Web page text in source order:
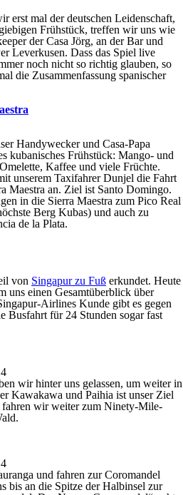
erst mal der deutschen Leidenschaft,
Frühstück, treffen wir uns wie
der Casa Jörg, an der Bar und
Leverkusen. Dass das Spiel live
noch nicht so richtig glauben, so
die Zusammenfassung spanischer
Handywecker und Casa-Papa
kubanisches Frühstück: Mango- und
Kaffee und viele Früchte.
unserem Taxifahrer Dunjel die Fahrt
Maestra an. Ziel ist Santo Domingo.
in die Sierra Maestra zum Pico Real
Berg Kubas) und auch zu
de la Plata.
von Singapur zu Fuß erkundet. Heute
uns einen Gesamtüberblick über
Airlines Kunde gibt es gegen
Busfahrt für 24 Stunden sogar fast
wir hinter uns gelassen, um weiter in
Kawakawa und Paihia ist unser Ziel
fahren wir weiter zum Ninety-Mile-
und fahren zur Coromandel
bis an die Spitze der Halbinsel zur